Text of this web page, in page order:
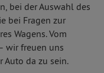
bei der Auswahl des
bei Fragen zur
Wagens. Vom
wir freuen uns
Auto da zu sein.